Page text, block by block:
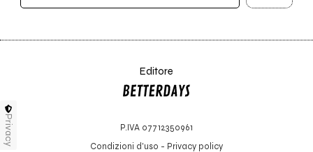
Editore
P.IVA 07712350961
Condizioni d'uso - Privacy policy
Privacy